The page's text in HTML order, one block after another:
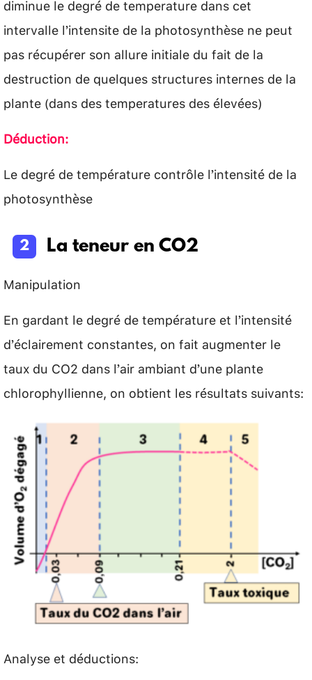
intervalle l’intensite de la photosynthèse ne peut
pas récupérer son allure initiale du fait de la
destruction de quelques structures internes de la
plante (dans des temperatures des élevées)
Déduction:
Le degré de température contrôle l’intensité de la
photosynthèse
La teneur en CO2
Manipulation
En gardant le degré de température et l’intensité
d’éclairement constantes, on fait augmenter le
taux du CO2 dans l’air ambiant d’une plante
chlorophyllienne, on obtient les résultats suivants:
Analyse et déductions: